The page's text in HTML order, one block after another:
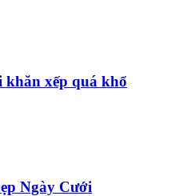
khăn xếp quá khổ
Ngày Cưới